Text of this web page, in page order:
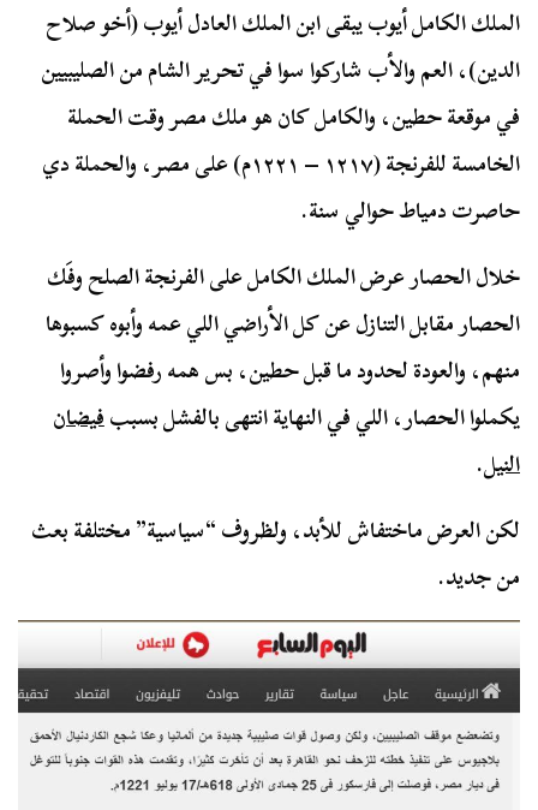
الملك الكامل أيوب يبقى ابن الملك العادل أيوب (أخو صلاح
الدين)، العم والأب شاركوا سوا في تحرير الشام من الصليبيين
في موقعة حطين، والكامل كان هو ملك مصر وقت الحملة
الخامسة للفرنجة (١٢١٧ – ١٢٢١م) على مصر، والحملة دي
حاصرت دمياط حوالي سنة.
خلال الحصار عرض الملك الكامل على الفرنجة الصلح وفَك
الحصار مقابل التنازل عن كل الأراضي اللي عمه وأبوه كسبوها
منهم، والعودة لحدود ما قبل حطين، بس همه رفضوا وأصروا
يكملوا الحصار، اللي في النهاية انتهى بالفشل بسببفيضان
النيل.
لكن العرض ماختفاش للأبد، ولظروف “سياسية” مختلفة بعث
من جديد.